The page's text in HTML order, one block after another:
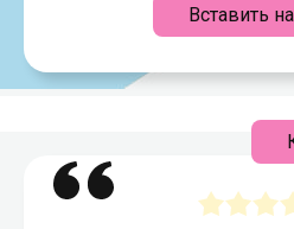
Вставить